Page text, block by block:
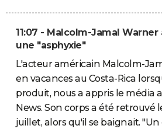
11:07 - Malcolm-Jamal
une "asphyxie"
L'acteur américain Malcolm-
en vacances au Costa-Rica
produit, nous a appris le média
News. Son corps a été retrouvé
juillet, alors qu'il se baignait.